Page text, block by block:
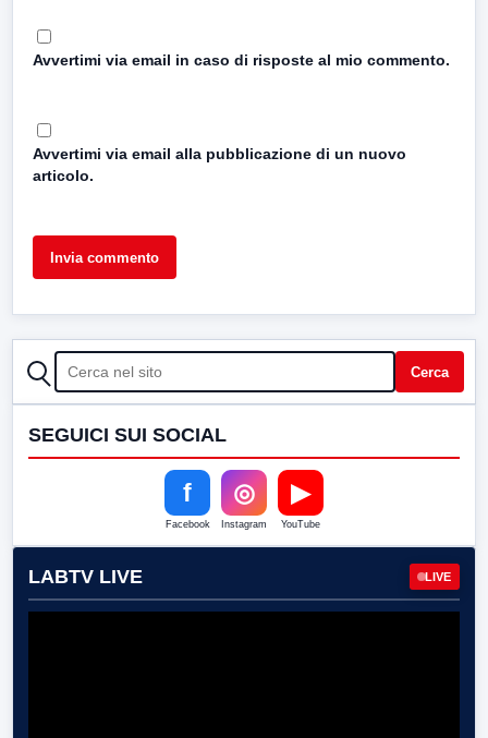
Avvertimi via email in caso di risposte al mio commento.
Avvertimi via email alla pubblicazione di un nuovo
articolo.
CERCA Cerca
SEGUICI SUI SOCIAL
f
Facebook
◎
Instagram
▶
YouTube
LABTV LIVE LIVE